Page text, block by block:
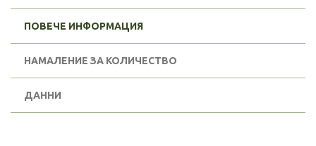
ПОВЕЧЕ ИНФОРМАЦИЯ
НАМАЛЕНИЕ ЗА КОЛИЧЕСТВО
ДАННИ